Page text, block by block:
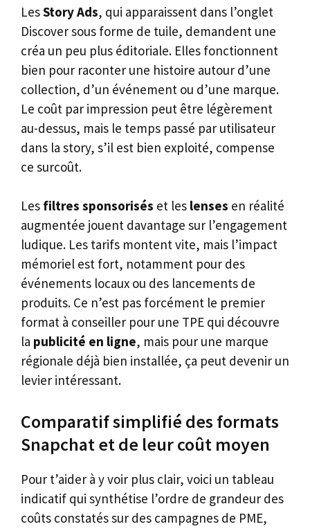
LesStory Ads, qui apparaissent dans l’onglet
Discover sous forme de tuile, demandent une
créa un peu plus éditoriale. Elles fonctionnent
bien pour raconter une histoire autour d’une
collection, d’un événement ou d’une marque.
Le coût par impression peut être légèrement
au-dessus, mais le temps passé par utilisateur
dans la story, s’il est bien exploité, compense
ce surcoût.
Les filtres sponsorisés et les lenses en réalité
augmentée jouent davantage sur l’engagement
ludique. Les tarifs montent vite, mais l’impact
mémoriel est fort, notamment pour des
événements locaux ou des lancements de
produits. Ce n’est pas forcément le premier
format à conseiller pour une TPE qui découvre
la publicité en ligne, mais pour une marque
régionale déjà bien installée, ça peut devenir un
levier intéressant.
Comparatif simplifié des formats
Snapchat et de leur coût moyen
Pour t’aider à y voir plus clair, voici un tableau
indicatif qui synthétise l’ordre de grandeur des
coûts constatés sur des campagnes de PME,